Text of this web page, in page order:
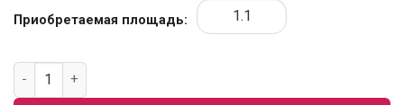
Приобретаемая площадь:
Количество товара Ламинат Flooreo Peaks "Чегет"